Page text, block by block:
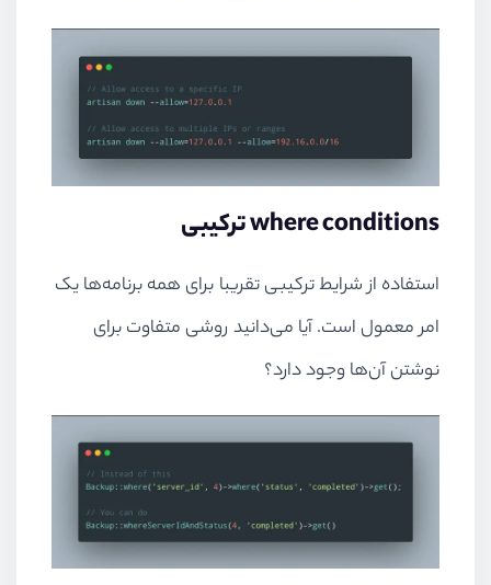
where conditionsترکیبی
استفاده از شرایط ترکیبی تقریبا برای همه برنامه‌ها یک
امر معمول است. آیا می‌دانید روشی متفاوت برای
نوشتن آن‌ها وجود دارد؟